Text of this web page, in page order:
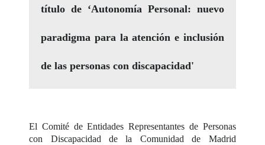
título de ‘Autonomía Personal: nuevo
paradigma para la atención e inclusión
de las personas con discapacidad'
El Comité de Entidades Representantes de Personas
con Discapacidad de la Comunidad de Madrid